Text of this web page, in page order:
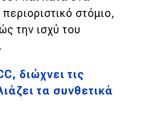
στόμιο,
την ισχύ του
διώχνει τις
τα συνθετικά